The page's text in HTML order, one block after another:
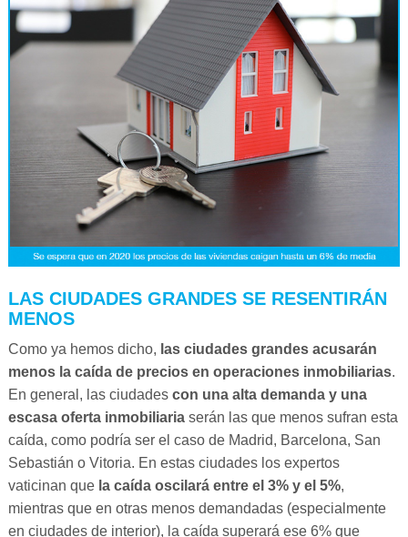
LAS CIUDADES GRANDES SE RESENTIRÁN
MENOS
Como ya hemos dicho, las ciudades grandes acusarán
menos la caída de precios en operaciones inmobiliarias.
En general, las ciudadescon una alta demanda y una
escasa oferta inmobiliariaserán las que menos sufran esta
caída, como podría ser el caso de Madrid, Barcelona, San
Sebastián o Vitoria. En estas ciudades los expertos
vaticinan que la caída oscilará entre el 3% y el 5%,
mientras que en otras menos demandadas (especialmente
en ciudades de interior), la caída superará ese 6% que